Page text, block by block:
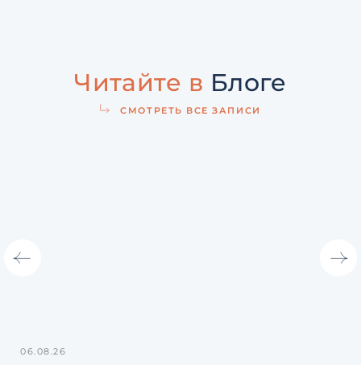
Читайте в Блоге
СМОТРЕТЬ ВСЕ ЗАПИСИ
06.08.26